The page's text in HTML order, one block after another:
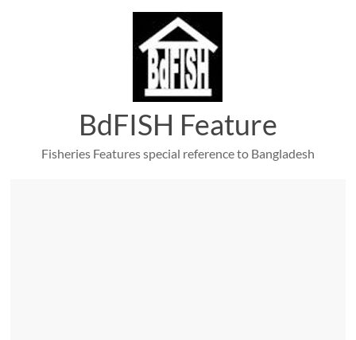
BdFISH Feature
Fisheries Features special reference to Bangladesh